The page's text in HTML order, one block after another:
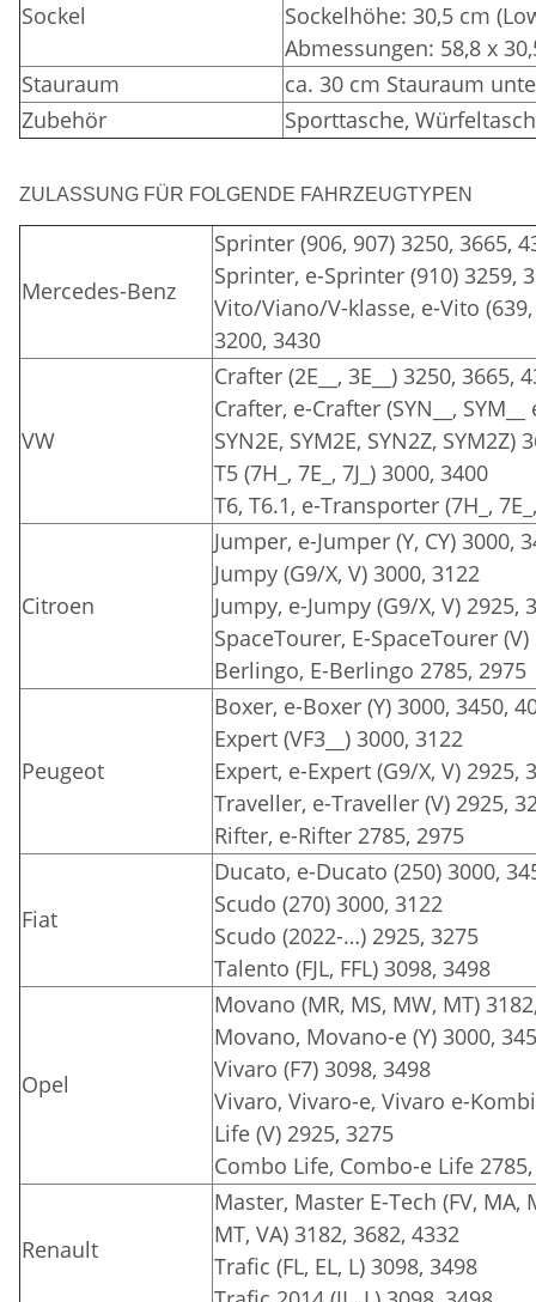
Sockel
Sockelhöhe: 30,5 cm
Abmessungen: 58,8 x
Stauraum
ca. 30 cm Stauraum
Zubehör
Sporttasche,
ZULASSUNG FÜR FOLGENDE FAHRZEUGTYPEN
Mercedes-Benz
Sprinter (906, 907) 3250, 3665,
Sprinter, e-Sprinter (910) 3259,
Vito/Viano/V-klasse, e-Vito
3200, 3430
VW
Crafter (2E__, 3E__) 3250, 3665,
Crafter, e-Crafter (SYN__, SYM__
SYN2E, SYM2E, SYN2Z, SYM2Z)
T5 (7H_, 7E_, 7J_) 3000, 3400
T6, T6.1, e-Transporter (7H_,
Citroen
Jumper, e-Jumper (Y, CY) 3000,
Jumpy (G9/X, V) 3000, 3122
Jumpy, e-Jumpy (G9/X, V) 2925,
SpaceTourer, E-SpaceTourer
Berlingo, E-Berlingo 2785, 2975
Peugeot
Boxer, e-Boxer (Y) 3000, 3450,
Expert (VF3__) 3000, 3122
Expert, e-Expert (G9/X, V) 2925,
Traveller, e-Traveller (V) 2925,
Rifter, e-Rifter 2785, 2975
Fiat
Ducato, e-Ducato (250) 3000,
Scudo (270) 3000, 3122
Scudo (2022-…) 2925, 3275
Talento (FJL, FFL) 3098, 3498
Opel
Movano (MR, MS, MW, MT)
Movano, Movano-e (Y) 3000,
Vivaro (F7) 3098, 3498
Vivaro, Vivaro-e, Vivaro e-
Life (V) 2925, 3275
Combo Life, Combo-e Life
Renault
Master, Master E-Tech (FV, MA,
MT, VA) 3182, 3682, 4332
Trafic (FL, EL, L) 3098, 3498